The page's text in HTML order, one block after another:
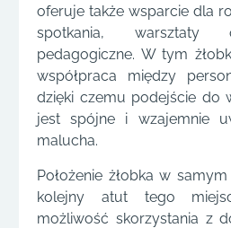
oferuje także wsparcie dla
spotkania, warsztaty
pedagogiczne. W tym
współpraca między
dzięki czemu podejście do
jest spójne i wzajemnie
malucha.
Położenie żłobka w
kolejny atut tego
możliwość skorzystania z